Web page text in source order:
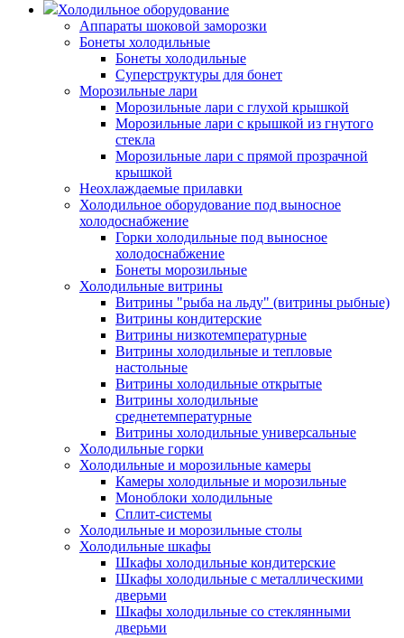
Холодильное оборудование
Аппараты шоковой заморозки
Бонеты холодильные
Бонеты холодильные
Суперструктуры для бонет
Морозильные лари
Морозильные лари с глухой крышкой
Морозильные лари с крышкой из гнутого
стекла
Морозильные лари с прямой прозрачной
крышкой
Неохлаждаемые прилавки
Холодильное оборудование под выносное
холодоснабжение
Горки холодильные под выносное
холодоснабжение
Бонеты морозильные
Холодильные витрины
Витрины "рыба на льду" (витрины рыбные)
Витрины кондитерские
Витрины низкотемпературные
Витрины холодильные и тепловые
настольные
Витрины холодильные открытые
Витрины холодильные
среднетемпературные
Витрины холодильные универсальные
Холодильные горки
Холодильные и морозильные камеры
Камеры холодильные и морозильные
Моноблоки холодильные
Сплит-системы
Холодильные и морозильные столы
Холодильные шкафы
Шкафы холодильные кондитерские
Шкафы холодильные с металлическими
дверьми
Шкафы холодильные со стеклянными
дверьми